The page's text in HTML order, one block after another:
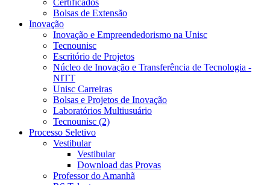
Certificados
Bolsas de Extensão
Inovação
Inovação e Empreendedorismo na Unisc
Tecnounisc
Escritório de Projetos
Núcleo de Inovação e Transferência de Tecnologia -
NITT
Unisc Carreiras
Bolsas e Projetos de Inovação
Laboratórios Multiusuário
Tecnounisc (2)
Processo Seletivo
Vestibular
Vestibular
Download das Provas
Professor do Amanhã